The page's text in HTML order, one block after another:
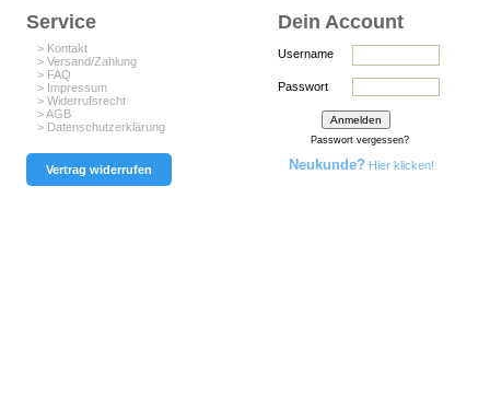
Service
> Kontakt
> Versand/Zahlung
> FAQ
> Impressum
> Widerrufsrecht
> AGB
> Datenschutzerklärung
Vertrag widerrufen
Dein Account
Username
Passwort
Passwort vergessen?
Neukunde? Hier klicken!